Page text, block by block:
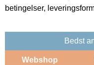
betingelser,
Bedst
Webshop